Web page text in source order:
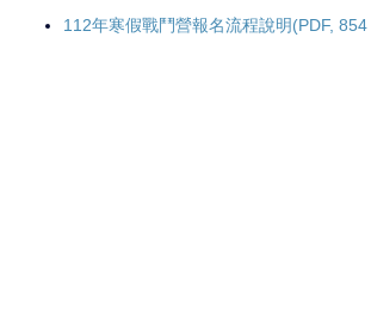
112年寒假戰鬥營報名流程說明(PDF, 854